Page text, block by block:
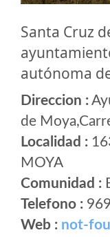
Santa Cruz
autónoma
Direccion :
de
Localidad :
MOYA
Comunidad :
Telefono :
Web : not-